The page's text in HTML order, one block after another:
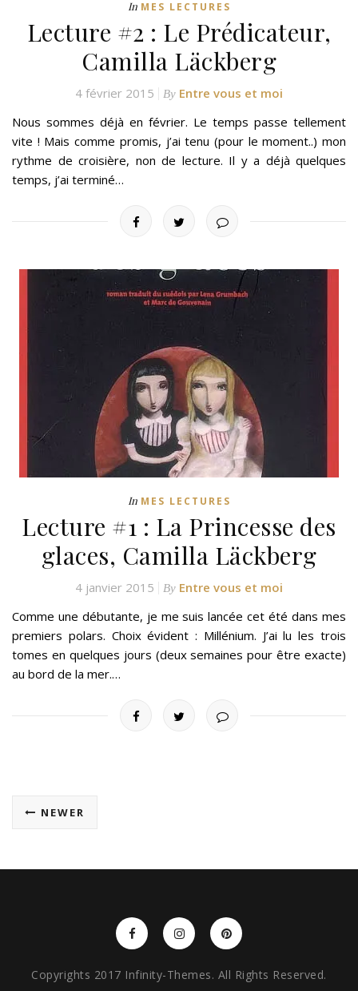
In MES LECTURES
Lecture #2 : Le Prédicateur,
Camilla Läckberg
4 février 2015 By Entre vous et moi
Nous sommes déjà en février. Le temps passe tellement
vite ! Mais comme promis, j’ai tenu (pour le moment..) mon
rythme de croisière, non de lecture. Il y a déjà quelques
temps, j’ai terminé…
In MES LECTURES
Lecture #1 : La Princesse des
glaces, Camilla Läckberg
4 janvier 2015 By Entre vous et moi
Comme une débutante, je me suis lancée cet été dans mes
premiers polars. Choix évident : Millénium. J’ai lu les trois
tomes en quelques jours (deux semaines pour être exacte)
au bord de la mer.…
NEWER
Copyrights 2017 Infinity-Themes. All Rights Reserved.